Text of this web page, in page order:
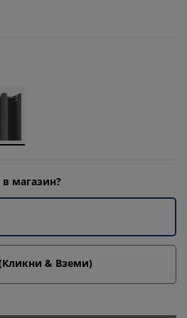
магазин?
& Вземи)